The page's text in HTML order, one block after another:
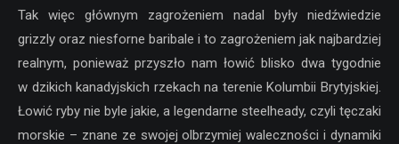
Tak więc głównym zagrożeniem nadal były niedźwiedzie
grizzly oraz niesforne baribale i to zagrożeniem jak najbardziej
realnym, ponieważ przyszło nam łowić blisko dwa tygodnie
w dzikich kanadyjskich rzekach na terenie Kolumbii Brytyjskiej.
Łowić ryby nie byle jakie, a legendarne steelheady, czyli tęczaki
morskie – znane ze swojej olbrzymiej waleczności i dynamiki